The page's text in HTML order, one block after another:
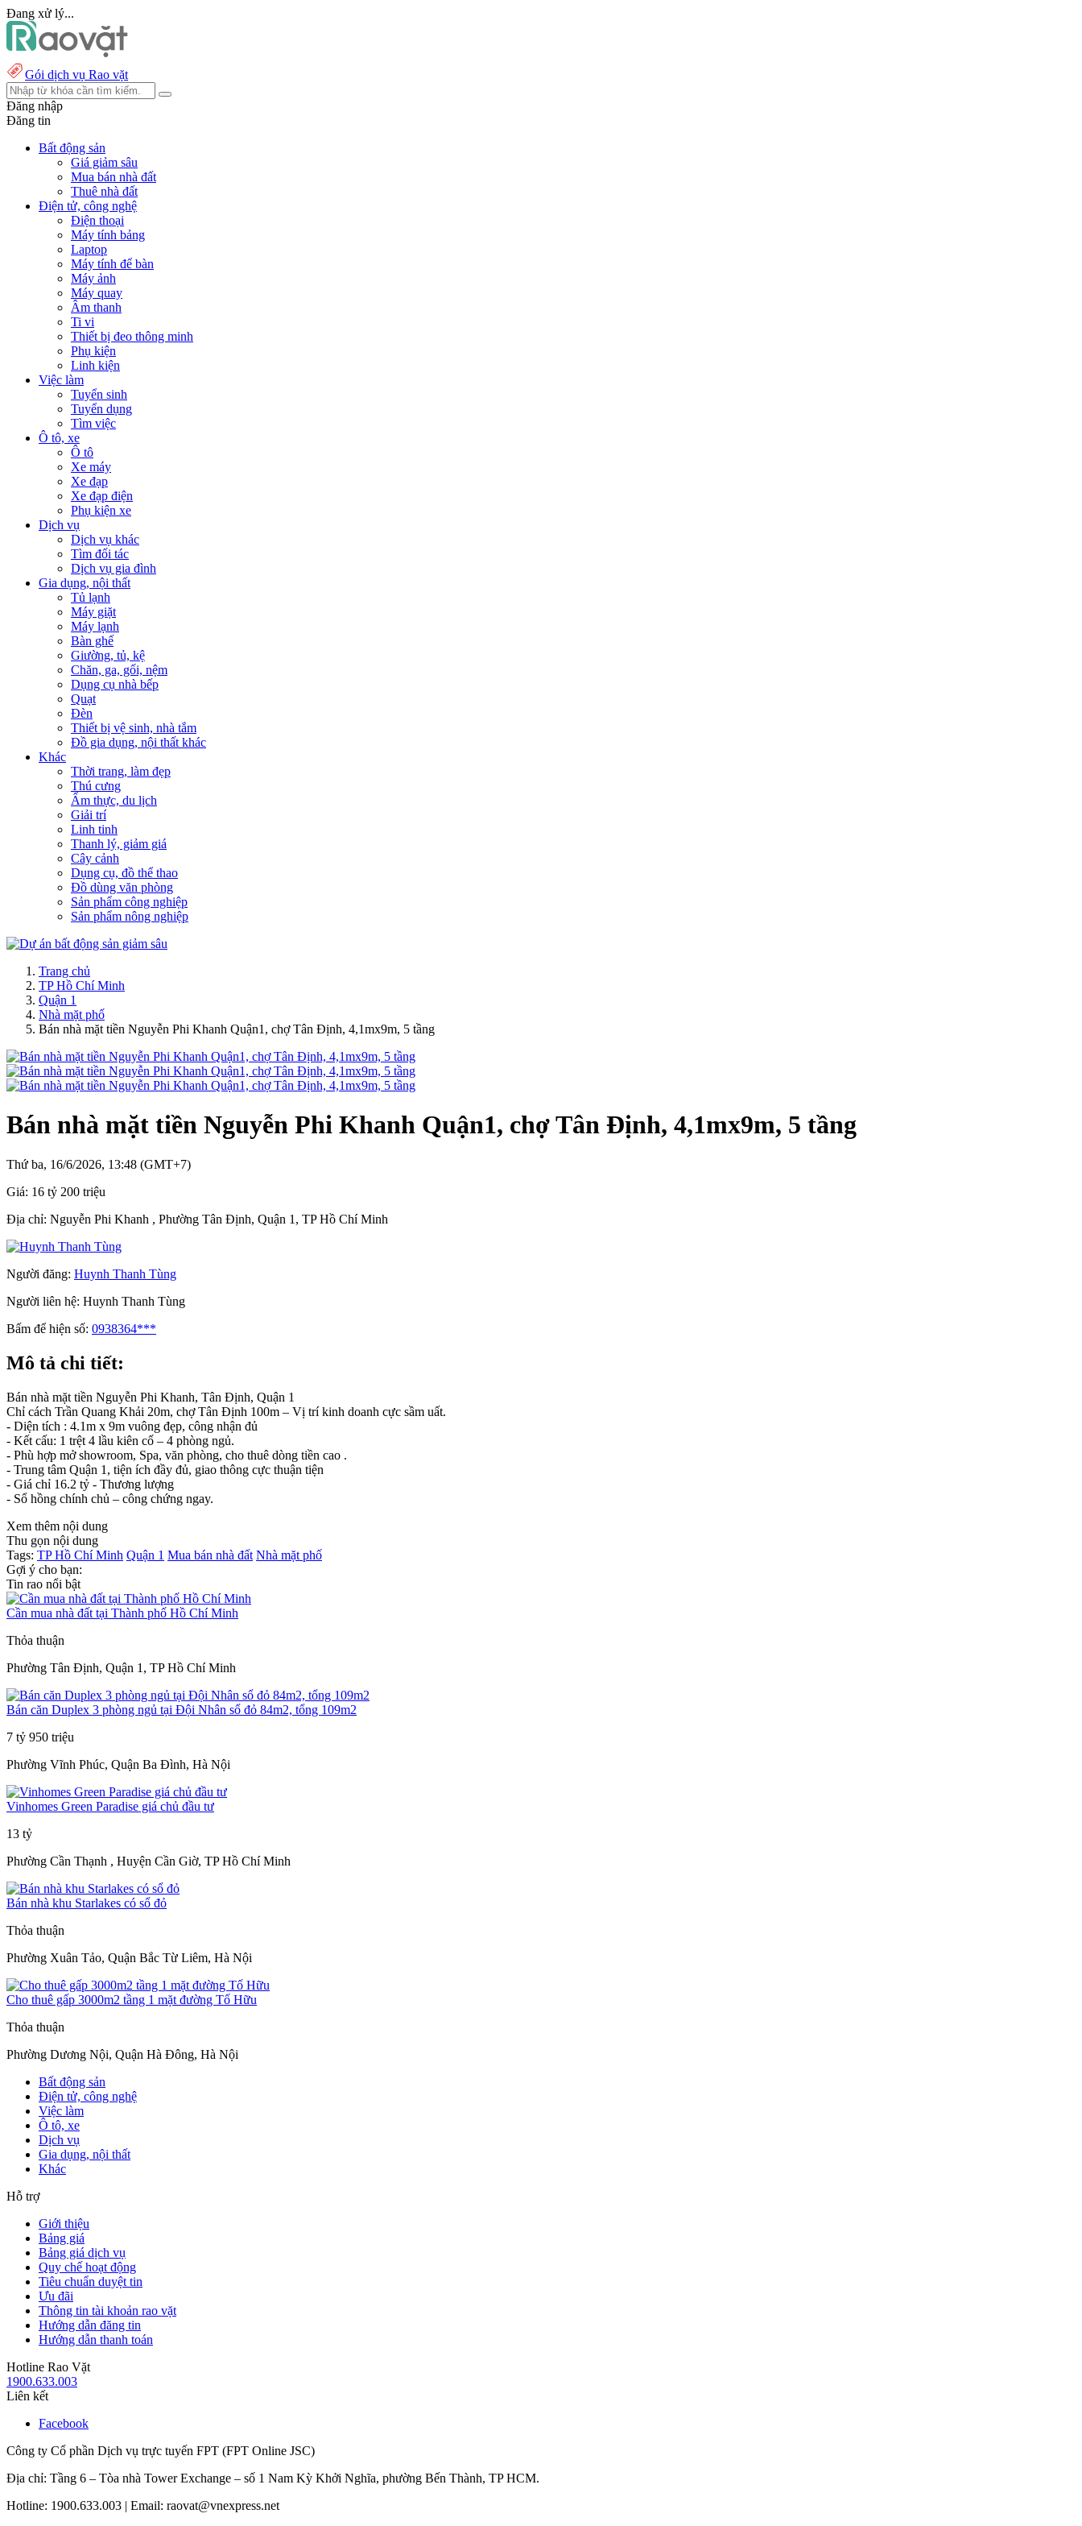
Đang xử lý...
Gói dịch vụ Rao vặt
Đăng nhập
Đăng tin
Bất động sản
Giá giảm sâu
Mua bán nhà đất
Thuê nhà đất
Điện tử, công nghệ
Điện thoại
Máy tính bảng
Laptop
Máy tính để bàn
Máy ảnh
Máy quay
Âm thanh
Ti vi
Thiết bị đeo thông minh
Phụ kiện
Linh kiện
Việc làm
Tuyển sinh
Tuyển dụng
Tìm việc
Ô tô, xe
Ô tô
Xe máy
Xe đạp
Xe đạp điện
Phụ kiện xe
Dịch vụ
Dịch vụ khác
Tìm đối tác
Dịch vụ gia đình
Gia dụng, nội thất
Tủ lạnh
Máy giặt
Máy lạnh
Bàn ghế
Giường, tủ, kệ
Chăn, ga, gối, nệm
Dụng cụ nhà bếp
Quạt
Đèn
Thiết bị vệ sinh, nhà tắm
Đồ gia dụng, nội thất khác
Khác
Thời trang, làm đẹp
Thú cưng
Ẩm thực, du lịch
Giải trí
Linh tinh
Thanh lý, giảm giá
Cây cảnh
Dụng cụ, đồ thể thao
Đồ dùng văn phòng
Sản phẩm công nghiệp
Sản phẩm nông nghiệp
Trang chủ
TP Hồ Chí Minh
Quận 1
Nhà mặt phố
Bán nhà mặt tiền Nguyễn Phi Khanh Quận1, chợ Tân Định, 4,1mx9m, 5 tầng
Bán nhà mặt tiền Nguyễn Phi Khanh Quận1, chợ Tân Định, 4,1mx9m, 5 tầng
Thứ ba, 16/6/2026, 13:48 (GMT+7)
Giá: 16 tỷ 200 triệu
Địa chỉ: Nguyễn Phi Khanh , Phường Tân Định, Quận 1, TP Hồ Chí Minh
Người đăng: Huynh Thanh Tùng
Người liên hệ: Huynh Thanh Tùng
Bấm để hiện số: 0938364***
Mô tả chi tiết:
Bán nhà mặt tiền Nguyễn Phi Khanh, Tân Định, Quận 1
Chỉ cách Trần Quang Khải 20m, chợ Tân Định 100m – Vị trí kinh doanh cực sầm uất.
- Diện tích : 4.1m x 9m vuông đẹp, công nhận đủ
- Kết cấu: 1 trệt 4 lầu kiên cố – 4 phòng ngủ.
- Phù hợp mở showroom, Spa, văn phòng, cho thuê dòng tiền cao .
- Trung tâm Quận 1, tiện ích đầy đủ, giao thông cực thuận tiện
- Giá chỉ 16.2 tỷ - Thương lượng
- Sổ hồng chính chủ – công chứng ngay.
Xem thêm nội dung
Thu gọn nội dung
Tags: TP Hồ Chí Minh Quận 1 Mua bán nhà đất Nhà mặt phố
Gợi ý cho bạn:
Tin rao nổi bật
Cần mua nhà đất tại Thành phố Hồ Chí Minh
Thỏa thuận
Phường Tân Định, Quận 1, TP Hồ Chí Minh
Bán căn Duplex 3 phòng ngủ tại Đội Nhân sổ đỏ 84m2, tổng 109m2
7 tỷ 950 triệu
Phường Vĩnh Phúc, Quận Ba Đình, Hà Nội
Vinhomes Green Paradise giá chủ đầu tư
13 tỷ
Phường Cần Thạnh , Huyện Cần Giờ, TP Hồ Chí Minh
Bán nhà khu Starlakes có sổ đỏ
Thỏa thuận
Phường Xuân Tảo, Quận Bắc Từ Liêm, Hà Nội
Cho thuê gấp 3000m2 tầng 1 mặt đường Tố Hữu
Thỏa thuận
Phường Dương Nội, Quận Hà Đông, Hà Nội
Bất động sản
Điện tử, công nghệ
Việc làm
Ô tô, xe
Dịch vụ
Gia dụng, nội thất
Khác
Hỗ trợ
Giới thiệu
Bảng giá
Bảng giá dịch vụ
Quy chế hoạt động
Tiêu chuẩn duyệt tin
Ưu đãi
Thông tin tài khoản rao vặt
Hướng dẫn đăng tin
Hướng dẫn thanh toán
Hotline Rao Vặt
1900.633.003
Liên kết
Facebook
Công ty Cổ phần Dịch vụ trực tuyến FPT (FPT Online JSC)
Địa chỉ: Tầng 6 – Tòa nhà Tower Exchange – số 1 Nam Kỳ Khởi Nghĩa, phường Bến Thành, TP HCM.
Hotline: 1900.633.003 | Email: raovat@vnexpress.net